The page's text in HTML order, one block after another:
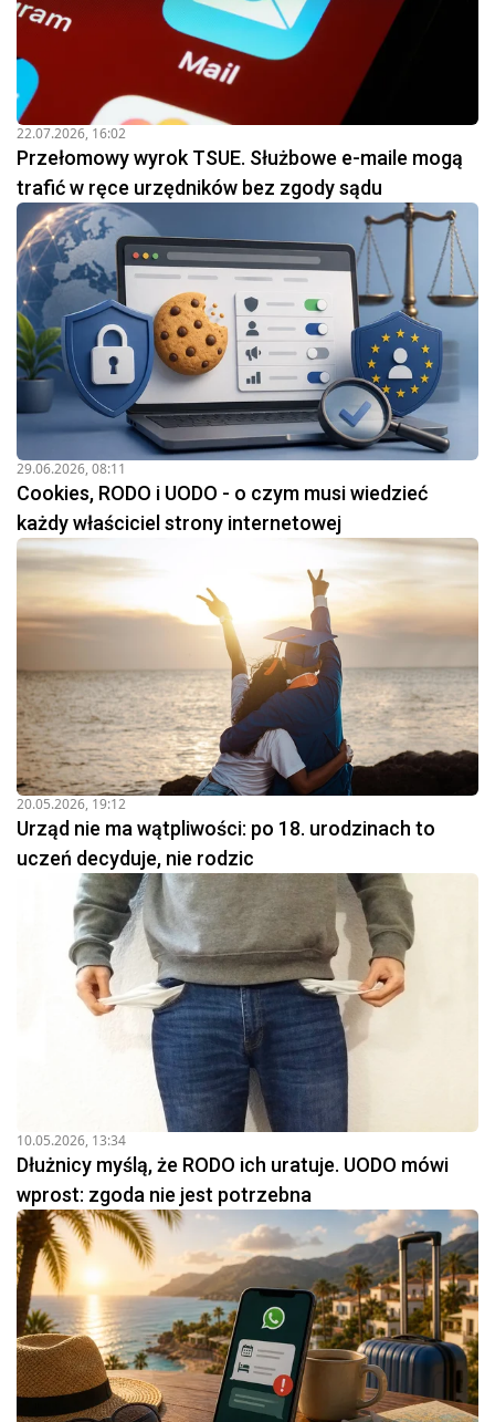
22.07.2026, 16:02
Przełomowy wyrok TSUE. Służbowe e-maile mogą
trafić w ręce urzędników bez zgody sądu
29.06.2026, 08:11
Cookies, RODO i UODO - o czym musi wiedzieć
każdy właściciel strony internetowej
20.05.2026, 19:12
Urząd nie ma wątpliwości: po 18. urodzinach to
uczeń decyduje, nie rodzic
10.05.2026, 13:34
Dłużnicy myślą, że RODO ich uratuje. UODO mówi
wprost: zgoda nie jest potrzebna